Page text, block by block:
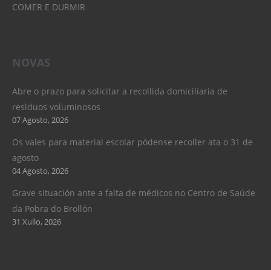
COMER E DURMIR
NOVAS
Abre o prazo para solicitar a recollida domiciliaria de
residuos voluminosos
07 Agosto, 2026
Os vales para material escolar pódense recoller ata o 31 de
agosto
04 Agosto, 2026
Grave situación ante a falta de médicos no Centro de Saúde
da Pobra do Brollón
31 Xullo, 2026